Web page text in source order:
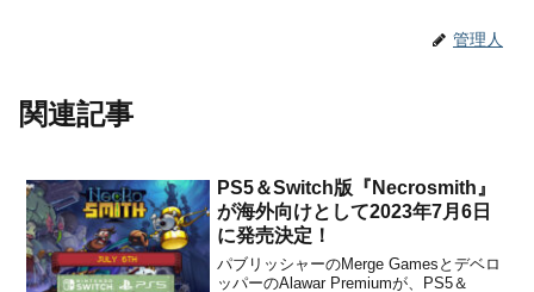
管理人
関連記事
PS5＆Switch版『Necrosmith』
が海外向けとして2023年7月6日
に発売決定！
パブリッシャーのMerge Gamesとデベロ
ッパーのAlawar Premiumが、PS5＆